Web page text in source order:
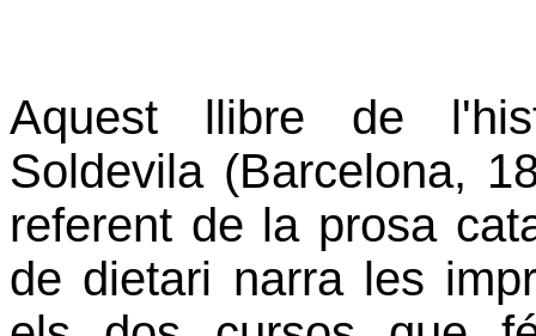
Aquest llibre de
Soldevila (Barcelona,
referent de la prosa
de dietari narra les